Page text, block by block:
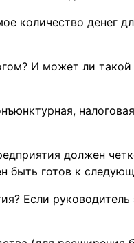
количество денег
И может ли такой
должен
быть готов к
Если руководитель